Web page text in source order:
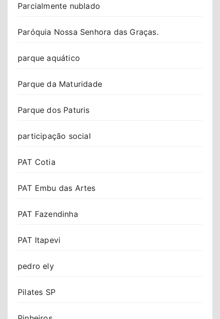
Parcialmente nublado
Paróquia Nossa Senhora das Graças.
parque aquático
Parque da Maturidade
Parque dos Paturis
participação social
PAT Cotia
PAT Embu das Artes
PAT Fazendinha
PAT Itapevi
pedro ely
Pilates SP